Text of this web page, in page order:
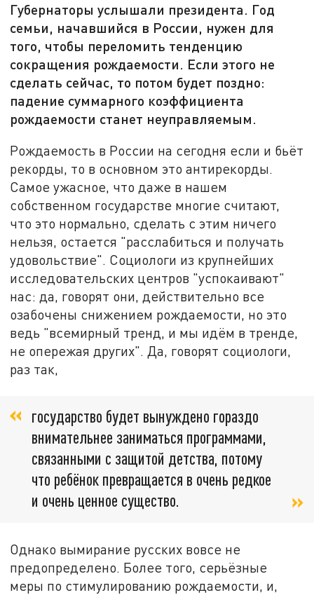
Губернаторы услышали президента. Год
семьи, начавшийся в России, нужен для
того, чтобы переломить тенденцию
сокращения рождаемости. Если этого не
сделать сейчас, то потом будет поздно:
падение суммарного коэффициента
рождаемости станет неуправляемым.
Рождаемость в России на сегодня если и бьёт
рекорды, то в основном это антирекорды.
Самое ужасное, что даже в нашем
собственном государстве многие считают,
что это нормально, сделать с этим ничего
нельзя, остается "расслабиться и получать
удовольствие". Социологи из крупнейших
исследовательских центров "успокаивают"
нас: да, говорят они, действительно все
озабочены снижением рождаемости, но это
ведь "всемирный тренд, и мы идём в тренде,
не опережая других". Да, говорят социологи,
раз так,
государство будет вынуждено гораздо
внимательнее заниматься программами,
связанными с защитой детства, потому
что ребёнок превращается в очень редкое
и очень ценное существо.
Однако вымирание русских вовсе не
предопределено. Более того, серьёзные
меры по стимулированию рождаемости, и,